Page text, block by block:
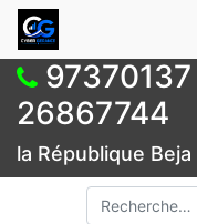
97370137
26867744
la République Beja